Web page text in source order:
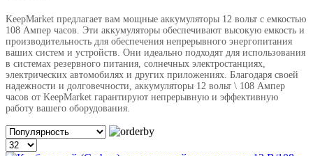
KeepMarket предлагает вам мощные аккумуляторы 12 вольт с емкостью
108 Ампер часов. Эти аккумуляторы обеспечивают высокую емкость и
производительность для обеспечения непрерывного энергопитания
ваших систем и устройств. Они идеально подходят для использования
в системах резервного питания, солнечных электростанциях,
электрических автомобилях и других приложениях. Благодаря своей
надежности и долговечности, аккумуляторы 12 вольт \ 108 Ампер
часов от KeepMarket гарантируют непрерывную и эффективную
работу вашего оборудования.